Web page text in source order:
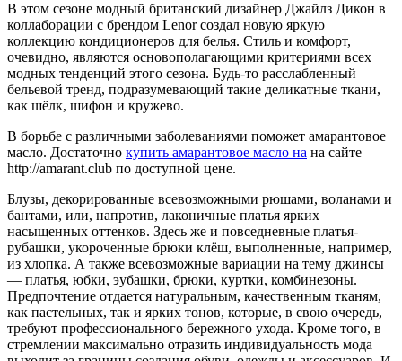
В этом сезоне модный британский дизайнер Джайлз Дикон в
коллаборации с брендом Lenor создал новую яркую
коллекцию кондиционеров для белья. Стиль и комфорт,
очевидно, являются основополагающими критериями всех
модных тенденций этого сезона. Будь-то расслабленный
бельевой тренд, подразумевающий такие деликат­ные ткани,
как шёлк, шифон и кружево.
В борьбе с различными заболеваниями поможет амарантовое
масло. Достаточно купить амарантовое масло на на сайте
http://amarant.club по доступной цене.
Блузы, декорированные всевозможны­ми рюшами, воланами и
бантами, или, напротив, лаконичные платья ярких
насыщенных оттенков. Здесь же и по­вседневные платья-
рубашки, укорочен­ные брюки клёш, выполненные, напри­мер,
из хлопка. А также всевозможные вариации на тему джинсы
— платья, юбки, эубашки, брюки, куртки, комбинезоны.
Предпочтение отдается натуральным, качественным тканям,
как пастельных, так и ярких тонов, которые, в свою очередь,
требуют профессионального бережного ухода. Кроме того, в
стремле­нии максимально отразить индивидуаль­ность мода